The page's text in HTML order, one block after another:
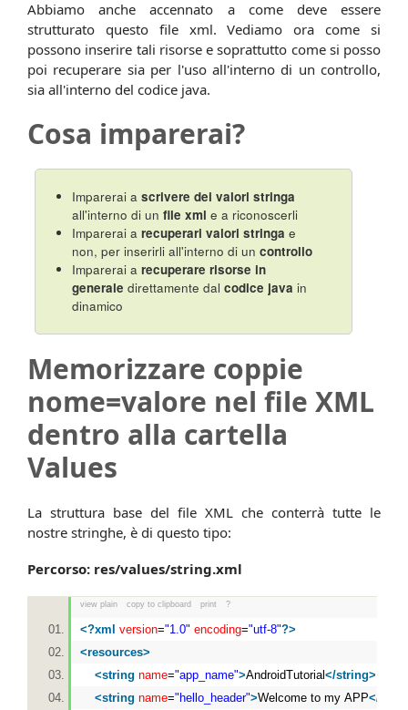
Abbiamo anche accennato a come deve essere
strutturato questo file xml. Vediamo ora come si
possono inserire tali risorse e soprattutto come si posso
poi recuperare sia per l'uso all'interno di un controllo,
sia all'interno del codice java.
Cosa imparerai?
Imparerai a scrivere dei valori stringa
all'interno di un file xml e a riconoscerli
Imparerai a recuperari valori stringa e
non, per inserirli all'interno di un controllo
Imparerai a recuperare risorse in
generale direttamente dal codice java in
dinamico
Memorizzare coppie
nome=valore nel file XML
dentro alla cartella
Values
La struttura base del file XML che conterrà tutte le
nostre stringhe, è di questo tipo:
Percorso: res/values/string.xml
view plain copy to clipboard print ?
<?xml version="1.0" encoding="utf-8"?>
<resources>
<string name="app_name">AndroidTutorial</string>
<string name="hello_header">Welcome to my APP</